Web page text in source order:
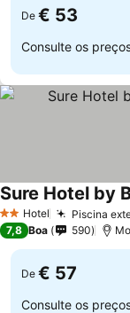
De € 53
Consulte os
2 Estrelas
Hotel Piscina
7,8 Boa 590
De € 57
Consulte os